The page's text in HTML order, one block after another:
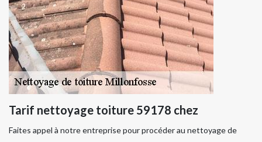
Tarif nettoyage toiture 59178 chez
Faites appel à notre entreprise pour procéder au nettoyage de